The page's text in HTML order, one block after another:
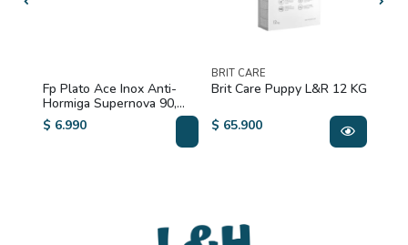
Fp Plato Ace Inox Anti-
Hormiga Supernova 90,
900 ml/22 cm D
$ 6.990
BRIT CARE
Brit Care Puppy L&R 12 KG
$ 65.900